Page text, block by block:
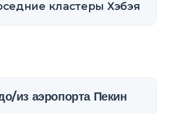
кластеры Хэбэя
из аэропорта Пекин